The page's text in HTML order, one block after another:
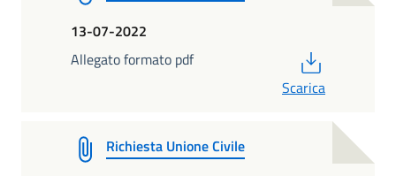
13-07-2022
Allegato formato pdf
Scarica
Richiesta Unione Civile